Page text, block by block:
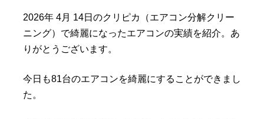
2026年 4月 14日のクリピカ（エアコン分解クリー
ニング）で綺麗になったエアコンの実績を紹介。あ
りがとうございます。
今日も81台のエアコンを綺麗にすることができまし
た。